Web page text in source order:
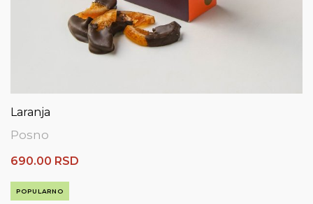
Laranja
Posno
690.00 RSD
POPULARNO